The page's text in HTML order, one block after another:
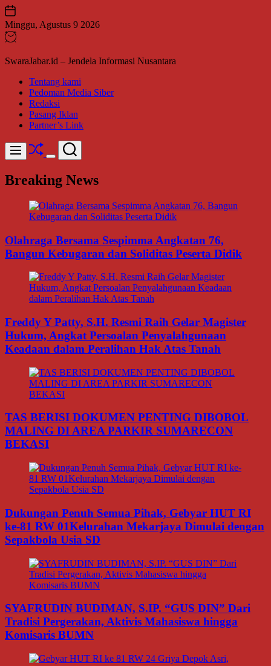
Skip
to
content
Minggu, Agustus 9 2026
SwaraJabar.id – Jendela Informasi Nusantara
Tentang kami
Pedoman Media Siber
Redaksi
Pasang Iklan
Partner’s Link
Menu Shuffle
Switch
mode
Search
Breaking News
Olahraga Bersama Sespimma Angkatan 76,
Bangun Kebugaran dan Soliditas Peserta Didik
Freddy Y Patty, S.H. Resmi Raih Gelar Magister
Hukum, Angkat Persoalan Penyalahgunaan
Keadaan dalam Peralihan Hak Atas Tanah
TAS BERISI DOKUMEN PENTING DIBOBOL
MALING DI AREA PARKIR SUMARECON
BEKASI
Dukungan Penuh Semua Pihak, Gebyar HUT RI
ke-81 RW 01Kelurahan Mekarjaya Dimulai dengan
Sepakbola Usia SD
SYAFRUDIN BUDIMAN, S.IP. “GUS DIN” Dari
Tradisi Pergerakan, Aktivis Mahasiswa hingga
Komisaris BUMN